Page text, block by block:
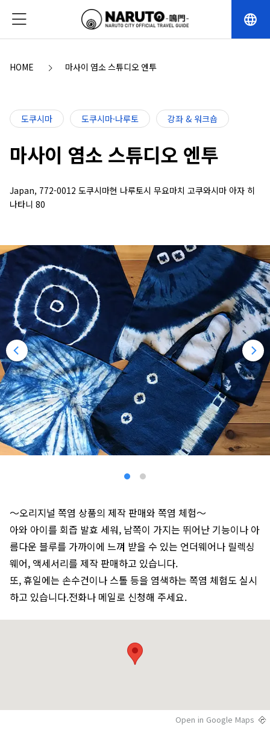
language
HOME 마사이 염소 스튜디오 엔투
도쿠시마 도쿠시마·나루토 강좌 & 워크숍
마사이 염소 스튜디오 엔투
Japan, 772-0012 도쿠시마현 나루토시 무요마치 고쿠와시마 아자 히
나타니 80
～오리지널 쪽염 상품의 제작 판매와 쪽염 체험～
아와 아이를 회즙 발효 세워, 남쪽이 가지는 뛰어난 기능이나 아
름다운 블루를 가까이에 느껴 받을 수 있는 언더웨어나 릴렉싱
웨어, 액세서리를 제작 판매하고 있습니다.
또, 휴일에는 손수건이나 스톨 등을 염색하는 쪽염 체험도 실시
하고 있습니다.전화나 메일로 신청해 주세요.
Open in Google Maps